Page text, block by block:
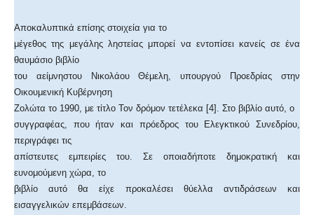
Αποκαλυπτικά επίσης στοιχεία για το
μέγεθος της μεγάλης ληστείας μπορεί να εντοπίσει κανείς σε ένα
θαυμάσιο βιβλίο
του αείμνηστου Νικολάου Θέμελη, υπουργού Προεδρίας στην
Οικουμενική Κυβέρνηση
Ζολώτα το 1990, με τίτλο Τον δρόμον τετέλεκα [4]. Στο βιβλίο αυτό, ο
συγγραφέας, που ήταν και πρόεδρος του Ελεγκτικού Συνεδρίου,
περιγράφει τις
απίστευτες εμπειρίες του. Σε οποιαδήποτε δημοκρατική και
ευνομούμενη χώρα, το
βιβλίο αυτό θα είχε προκαλέσει θύελλα αντιδράσεων και
εισαγγελικών επεμβάσεων.